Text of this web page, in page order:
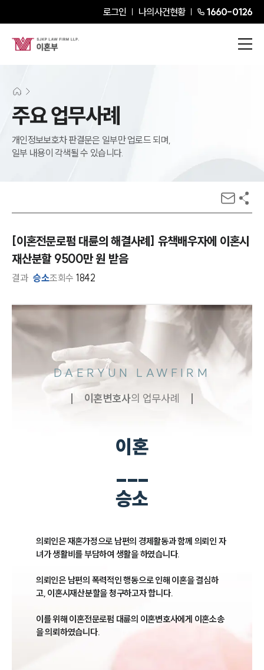
로그인 나의사건현황 1660-0126
주요 업무사례
개인정보보호차 판결문은 일부만 업로드 되며,
일부 내용이 각색될 수 있습니다.
[이혼전문로펌 대륜의 해결사례] 유책배우자에 이혼시
재산분할 9500만 원 받음
결과 승소조회수 1842
DAERYUN LAWFIRM
이혼변호사의 업무사례
이혼
___
승소
의뢰인은 재혼가정으로 남편의 경제활동과 함께 의뢰인 자
녀가 생활비를 부담하여 생활을 하였습니다.
의뢰인은 남편의 폭력적인 행동으로 인해 이혼을 결심하
고, 이혼시재산분할을 청구하고자 합니다.
이를 위해 이혼전문로펌 대륜의 이혼변호사에게 이혼소송
을 의뢰하였습니다.